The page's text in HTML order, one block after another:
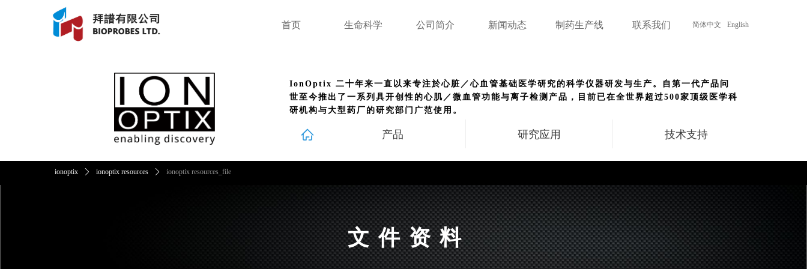
首页 生命科学 公司简介 新闻动态 制药生产线 联系我们 简体中文 English
产品 研究应用 技术支持
IonOptix 二十年来一直以来专注於心脏／心血管基础医学研究的科学仪器研发与生产。自第一代产品问
世至今推出了一系列具开创性的心肌／微血管功能与离子检测产品，目前已在全世界超过500家顶级医学科
研机构与大型药厂的研究部门广范使用。
ꀇ
文件资料
ionoptix ꄲ ionoptix resources ꄲ ionoptix resources_file